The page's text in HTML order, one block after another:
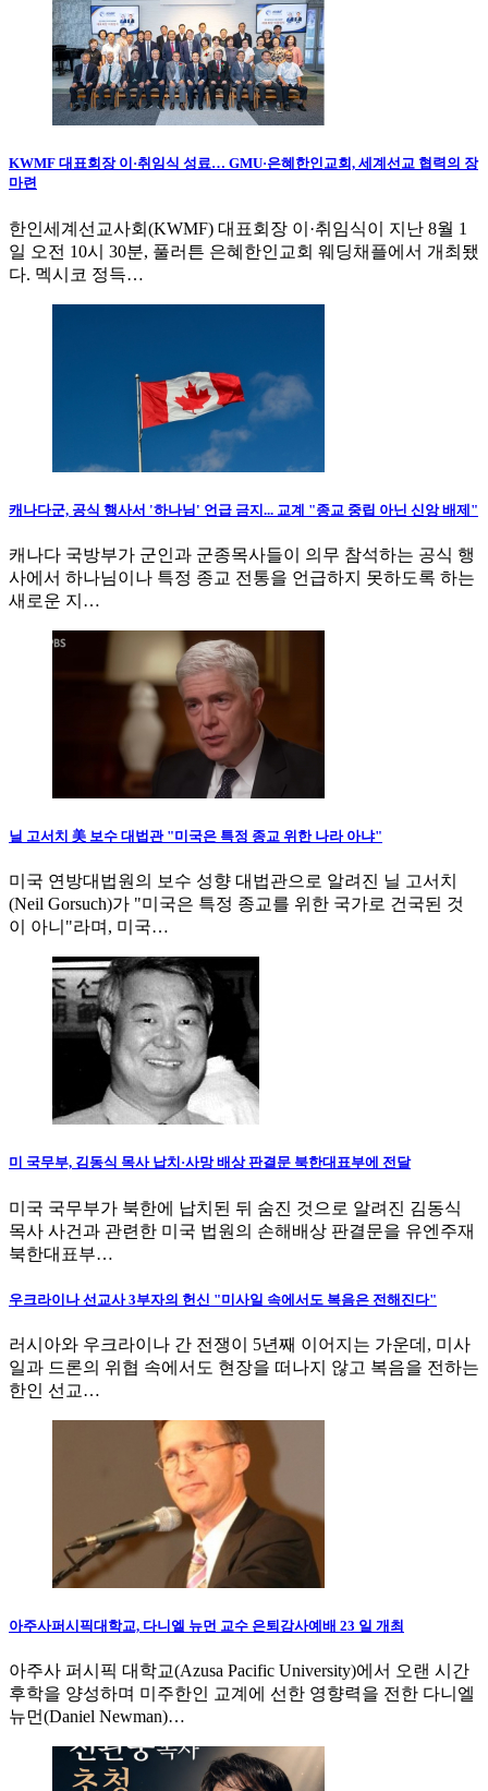
KWMF 대표회장 이·취임식 성료… GMU·은혜한인교회, 세계선교 협력의 장
마련
한인세계선교사회(KWMF) 대표회장 이·취임식이 지난 8월 1
일 오전 10시 30분, 풀러튼 은혜한인교회 웨딩채플에서 개최됐
다. 멕시코 정득…
캐나다군, 공식 행사서 '하나님' 언급 금지... 교계 "종교 중립 아닌 신앙 배제"
캐나다 국방부가 군인과 군종목사들이 의무 참석하는 공식 행
사에서 하나님이나 특정 종교 전통을 언급하지 못하도록 하는
새로운 지…
닐 고서치 美 보수 대법관 "미국은 특정 종교 위한 나라 아냐"
미국 연방대법원의 보수 성향 대법관으로 알려진 닐 고서치
(Neil Gorsuch)가 "미국은 특정 종교를 위한 국가로 건국된 것
이 아니"라며, 미국…
미 국무부, 김동식 목사 납치·사망 배상 판결문 북한대표부에 전달
미국 국무부가 북한에 납치된 뒤 숨진 것으로 알려진 김동식
목사 사건과 관련한 미국 법원의 손해배상 판결문을 유엔주재
북한대표부…
우크라이나 선교사 3부자의 헌신 "미사일 속에서도 복음은 전해진다"
러시아와 우크라이나 간 전쟁이 5년째 이어지는 가운데, 미사
일과 드론의 위협 속에서도 현장을 떠나지 않고 복음을 전하는
한인 선교…
아주사퍼시픽대학교, 다니엘 뉴먼 교수 은퇴감사예배 23 일 개최
아주사 퍼시픽 대학교(Azusa Pacific University)에서 오랜 시간
후학을 양성하며 미주한인 교계에 선한 영향력을 전한 다니엘
뉴먼(Daniel Newman)…